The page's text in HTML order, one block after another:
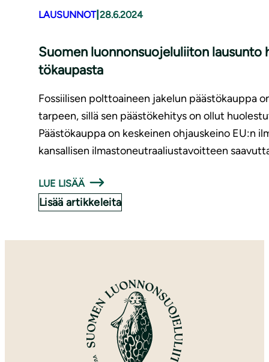
LAUSUNNOT| 28.6.2024
Suomen luon­non­suo­je­lu­lii­ton
tö­kau­pas­ta
Fossiilisen polttoaineen jakelun päästökauppa
tarpeen, sillä sen päästökehitys on ollut
Päästökauppa on keskeinen ohjauskeino EU:n
kansallisen ilmastoneutraaliustavoitteen
LUE LISÄÄ
Lisää artikkeleita